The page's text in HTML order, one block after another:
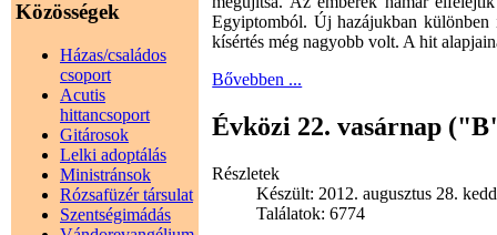
Közösségek
Házas/családos
csoport
Acutis
hittancsoport
Gitárosok
Lelki adoptálás
Ministránsok
Rózsafüzér társulat
Szentségimádás
Egyiptomból. Új hazájukban különben
kísértés még nagyobb volt. A hit
Bővebben ...
Évközi 22. vasárnap
Részletek
Készült: 2012. augusztus 28.
Találatok: 6774